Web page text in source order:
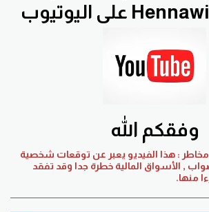
وفقكم الله
: هذا الفيديو يعبر عن توقعات شخصية
, الأسواق المالية خطرة جدا وقد تفقد
منها.